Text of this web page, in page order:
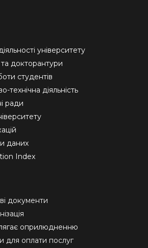
університету
та докторантури
студентів
технічна діяльність
ради
даних
Index
документи
оприлюдненню
для оплати послуг